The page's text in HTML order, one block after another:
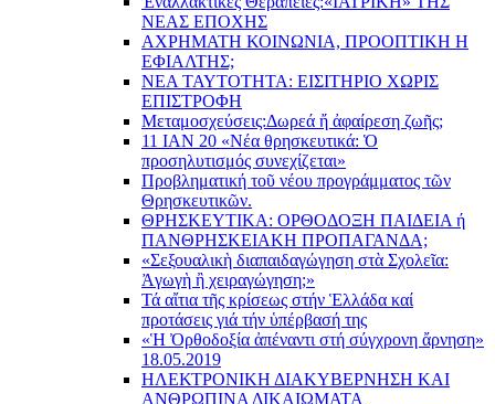
ΝΕΑΣ ΕΠΟΧΗΣ
ΑΧΡΗΜΑΤΗ ΚΟΙΝΩΝΙΑ, ΠΡΟΟΠΤΙΚΗ Η
ΕΦΙΑΛΤΗΣ;
ΝΕΑ ΤΑΥΤΟΤΗΤΑ: ΕΙΣΙΤΗΡΙΟ ΧΩΡΙΣ
ΕΠΙΣΤΡΟΦΗ
Μεταμοσχεύσεις:Δωρεά ἤ ἀφαίρεση ζωῆς;
11 ΙΑΝ 20 «Νέα θρησκευτικά: Ὁ
προσηλυτισμός συνεχίζεται»
Προβληματική τοῦ νέου προγράμματος τῶν
Θρησκευτικῶν.
ΘΡΗΣΚΕΥΤΙΚΑ: ΟΡΘΟΔΟΞΗ ΠΑΙΔΕΙΑ ή
ΠΑΝΘΡΗΣΚΕΙΑΚΗ ΠΡΟΠΑΓΑΝΔΑ;
«Σεξουαλικὴ διαπαιδαγώγηση στὰ Σχολεῖα:
Ἀγωγὴ ἢ χειραγώγηση;»
Τά αἴτια τῆς κρίσεως στήν Ἑλλάδα καί
προτάσεις γιά τήν ὑπέρβασή της
«Ἡ Ὀρθοδοξία ἀπέναντι στή σύγχρονη ἄρνηση»
18.05.2019
ΗΛΕΚΤΡΟΝΙΚΗ ΔΙΑΚΥΒΕΡΝΗΣΗ ΚΑΙ
ΑΝΘΡΩΠΙΝΑ ΔΙΚΑΙΩΜΑΤΑ